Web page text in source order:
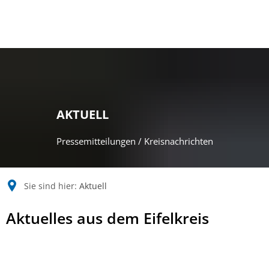
AKTUELL
Pressemitteilungen / Kreisnachrichten
Sie sind hier: Aktuell
Aktuell
Aktuelles aus dem Eifelkreis